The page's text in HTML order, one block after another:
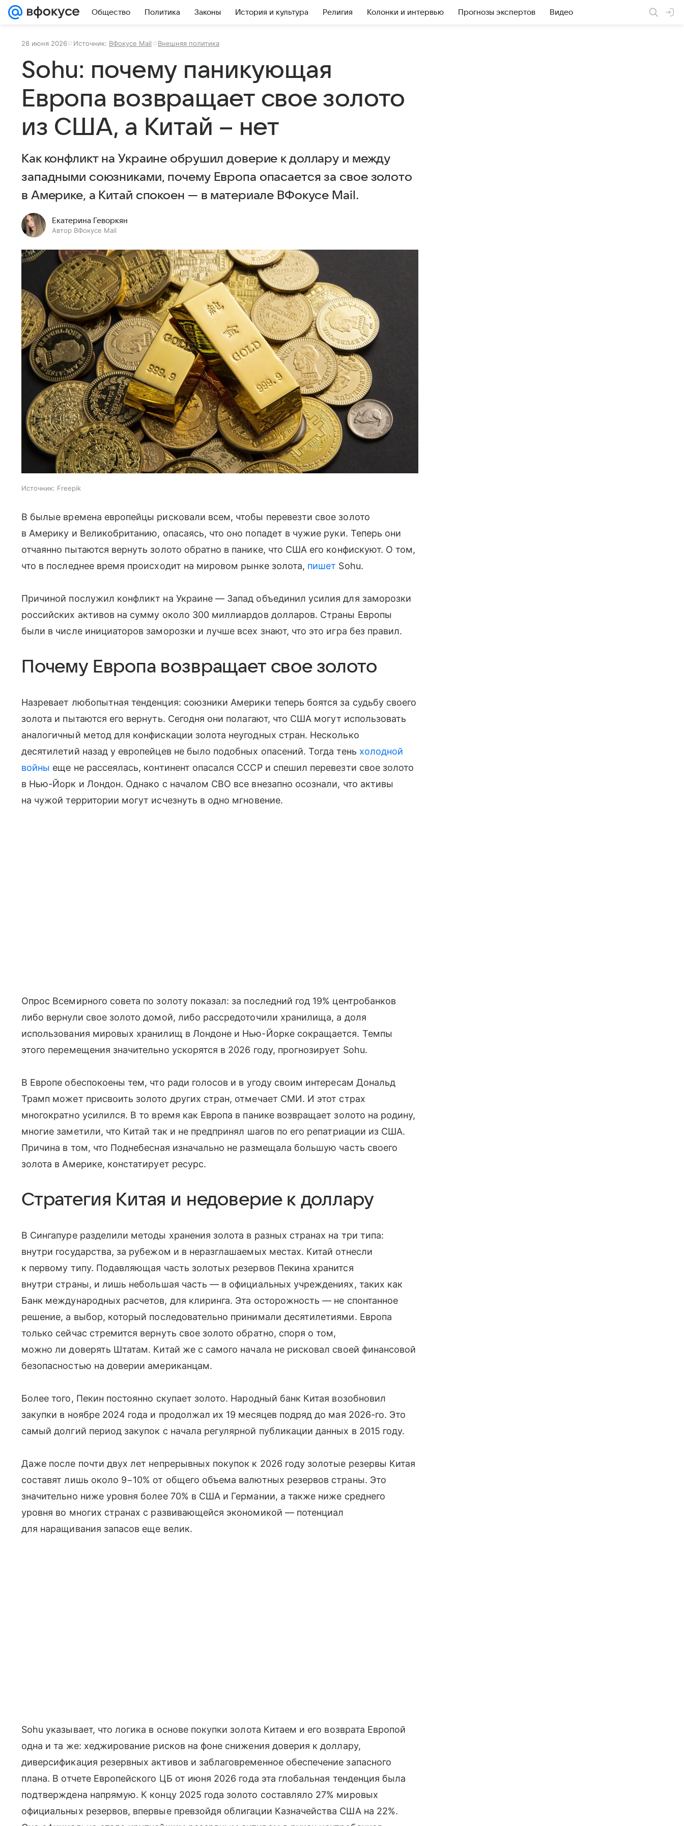
Общество Политика Законы История и культура Религия Колонки и интервью Прогнозы экспертов Видео
28 июня 2026 Источник: ВФокусе Mail Внешняя политика
Sohu: почему паникующая
Европа возвращает свое золото
из США, а Китай – нет
Как конфликт на Украине обрушил доверие к доллару и между
западными союзниками, почему Европа опасается за свое золото
в Америке, а Китай спокоен — в материале ВФокусе Mail.
Екатерина Геворкян
Автор ВФокусе Mail
Источник: Freepik
В былые времена европейцы рисковали всем, чтобы перевезти свое золото
в Америку и Великобританию, опасаясь, что оно попадет в чужие руки. Теперь они
отчаянно пытаются вернуть золото обратно в панике, что США его конфискуют. О том,
что в последнее время происходит на мировом рынке золота, пишет Sohu.
Причиной послужил конфликт на Украине — Запад объединил усилия для заморозки
российских активов на сумму около 300 миллиардов долларов. Страны Европы
были в числе инициаторов заморозки и лучше всех знают, что это игра без правил.
Почему Европа возвращает свое золото
Назревает любопытная тенденция: союзники Америки теперь боятся за судьбу своего
золота и пытаются его вернуть. Сегодня они полагают, что США могут использовать
аналогичный метод для конфискации золота неугодных стран. Несколько
десятилетий назад у европейцев не было подобных опасений. Тогда тень холодной
войны еще не рассеялась, континент опасался СССР и спешил перевезти свое золото
в Нью-Йорк и Лондон. Однако с началом СВО все внезапно осознали, что активы
на чужой территории могут исчезнуть в одно мгновение.
Опрос Всемирного совета по золоту показал: за последний год 19% центробанков
либо вернули свое золото домой, либо рассредоточили хранилища, а доля
использования мировых хранилищ в Лондоне и Нью-Йорке сокращается. Темпы
этого перемещения значительно ускорятся в 2026 году, прогнозирует Sohu.
В Европе обеспокоены тем, что ради голосов и в угоду своим интересам Дональд
Трамп может присвоить золото других стран, отмечает СМИ. И этот страх
многократно усилился. В то время как Европа в панике возвращает золото на родину,
многие заметили, что Китай так и не предпринял шагов по его репатриации из США.
Причина в том, что Поднебесная изначально не размещала большую часть своего
золота в Америке, констатирует ресурс.
Стратегия Китая и недоверие к доллару
В Сингапуре разделили методы хранения золота в разных странах на три типа:
внутри государства, за рубежом и в неразглашаемых местах. Китай отнесли
к первому типу. Подавляющая часть золотых резервов Пекина хранится
внутри страны, и лишь небольшая часть — в официальных учреждениях, таких как
Банк международных расчетов, для клиринга. Эта осторожность — не спонтанное
решение, а выбор, который последовательно принимали десятилетиями. Европа
только сейчас стремится вернуть свое золото обратно, споря о том,
можно ли доверять Штатам. Китай же с самого начала не рисковал своей финансовой
безопасностью на доверии американцам.
Более того, Пекин постоянно скупает золото. Народный банк Китая возобновил
закупки в ноябре 2024 года и продолжал их 19 месяцев подряд до мая 2026-го. Это
самый долгий период закупок с начала регулярной публикации данных в 2015 году.
Даже после почти двух лет непрерывных покупок к 2026 году золотые резервы Китая
составят лишь около 9−10% от общего объема валютных резервов страны. Это
значительно ниже уровня более 70% в США и Германии, а также ниже среднего
уровня во многих странах с развивающейся экономикой — потенциал
для наращивания запасов еще велик.
Sohu указывает, что логика в основе покупки золота Китаем и его возврата Европой
одна и та же: хеджирование рисков на фоне снижения доверия к доллару,
диверсификация резервных активов и заблаговременное обеспечение запасного
плана. В отчете Европейского ЦБ от июня 2026 года эта глобальная тенденция была
подтверждена напрямую. К концу 2025 года золото составляло 27% мировых
официальных резервов, впервые превзойдя облигации Казначейства США на 22%.